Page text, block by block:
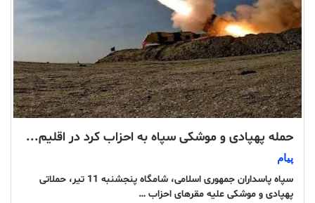
حمله پهپادی و موشکی سپاه به احزاب کرد در اقلیم...
پیام
سپاه پاسداران جمهوری اسلامی، شامگاه پنجشنبه 11 تیر، حملاتی
پهپادی و موشکی علیه مقرهای احزاب …